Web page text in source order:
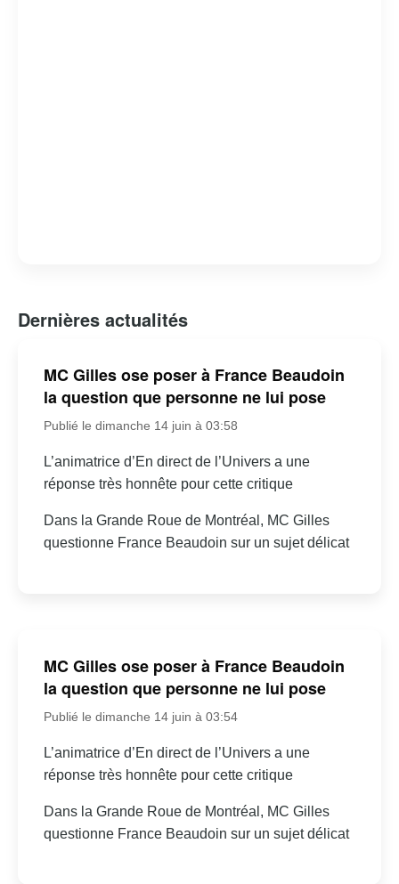
Dernières actualités
MC Gilles ose poser à France Beaudoin
la question que personne ne lui pose
Publié le dimanche 14 juin à 03:58
L’animatrice d’En direct de l’Univers a une
réponse très honnête pour cette critique
Dans la Grande Roue de Montréal, MC Gilles
questionne France Beaudoin sur un sujet délicat
MC Gilles ose poser à France Beaudoin
la question que personne ne lui pose
Publié le dimanche 14 juin à 03:54
L’animatrice d’En direct de l’Univers a une
réponse très honnête pour cette critique
Dans la Grande Roue de Montréal, MC Gilles
questionne France Beaudoin sur un sujet délicat